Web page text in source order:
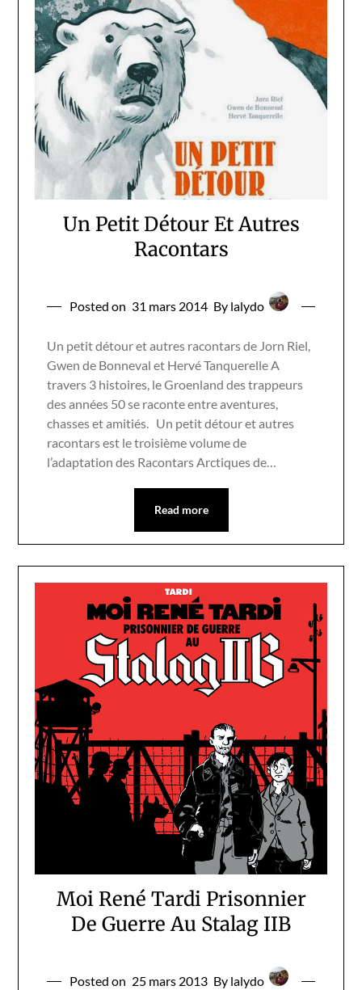
Un Petit Détour Et Autres
Racontars
Posted on 31 mars 2014 By lalydo
Un petit détour et autres racontars de Jorn Riel,
Gwen de Bonneval et Hervé Tanquerelle A
travers 3 histoires, le Groenland des trappeurs
des années 50 se raconte entre aventures,
chasses et amitiés. Un petit détour et autres
racontars est le troisième volume de
l’adaptation des Racontars Arctiques de…
Read more
Moi René Tardi Prisonnier
De Guerre Au Stalag IIB
Posted on 25 mars 2013 By lalydo